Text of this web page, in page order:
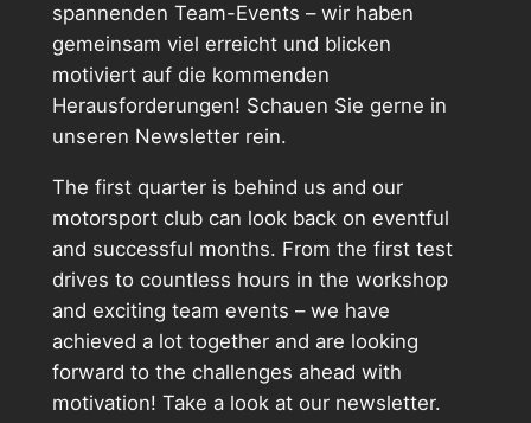
spannenden Team-Events – wir haben
gemeinsam viel erreicht und blicken
motiviert auf die kommenden
Herausforderungen! Schauen Sie gerne in
unseren Newsletter rein.
The first quarter is behind us and our
motorsport club can look back on eventful
and successful months. From the first test
drives to countless hours in the workshop
and exciting team events – we have
achieved a lot together and are looking
forward to the challenges ahead with
motivation! Take a look at our newsletter.